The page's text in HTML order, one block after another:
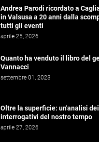
Andrea Parodi ricordato a
in Valsusa a 20 anni dalla
tutti gli eventi
aprile 25, 2026
Quanto ha venduto il libro del
Vannacci
settembre 01, 2023
Oltre la superficie: un'analisi
interrogativi del nostro tempo
aprile 27, 2026